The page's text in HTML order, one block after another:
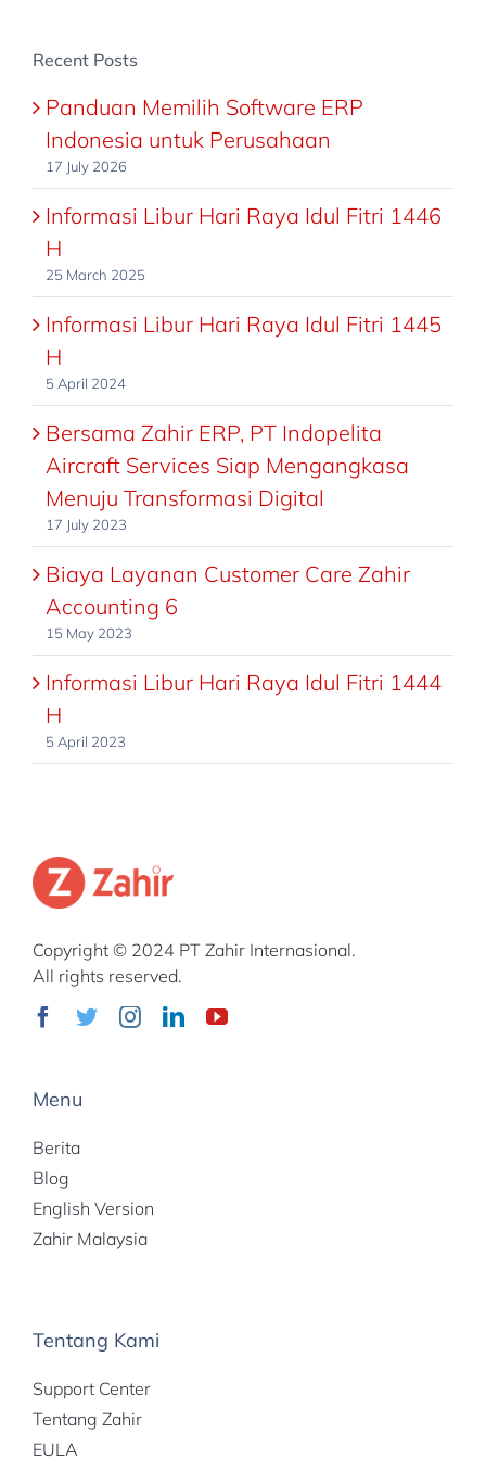
Recent Posts
Panduan Memilih Software ERP
Indonesia untuk Perusahaan
17 July 2026
Informasi Libur Hari Raya Idul Fitri 1446
H
25 March 2025
Informasi Libur Hari Raya Idul Fitri 1445
H
5 April 2024
Bersama Zahir ERP, PT Indopelita
Aircraft Services Siap Mengangkasa
Menuju Transformasi Digital
17 July 2023
Biaya Layanan Customer Care Zahir
Accounting 6
15 May 2023
Informasi Libur Hari Raya Idul Fitri 1444
H
5 April 2023
Copyright © 2024 PT Zahir Internasional.
All rights reserved.
Menu
Berita
Blog
English Version
Zahir Malaysia
Tentang Kami
Support Center
Tentang Zahir
EULA